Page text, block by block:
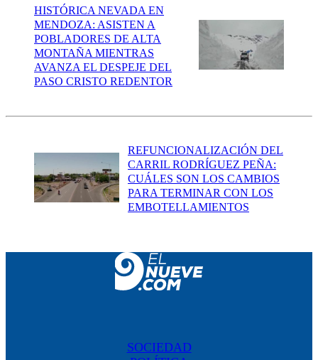
HISTÓRICA NEVADA EN
MENDOZA: ASISTEN A
POBLADORES DE ALTA
MONTAÑA MIENTRAS
AVANZA EL DESPEJE DEL
PASO CRISTO REDENTOR
REFUNCIONALIZACIÓN DEL
CARRIL RODRÍGUEZ PEÑA:
CUÁLES SON LOS CAMBIOS
PARA TERMINAR CON LOS
EMBOTELLAMIENTOS
SOCIEDAD